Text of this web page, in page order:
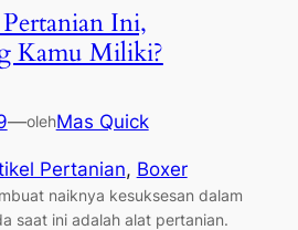
Ini,
Kamu Miliki?
—olehMas Quick
Pertanian, Boxer
naiknya kesuksesan dalam
saat ini adalah alat pertanian.